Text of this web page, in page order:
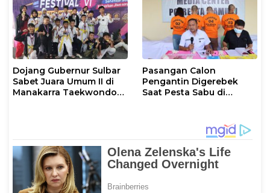
Dojang Gubernur Sulbar
Sabet Juara Umum II di
Manakarra Taekwondo
Pasangan Calon
Pengantin Digerebek
Saat Pesta Sabu di